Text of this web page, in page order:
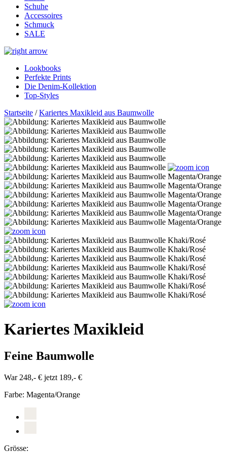
Schuhe
Accessoires
Schmuck
SALE
Lookbooks
Perfekte Prints
Die Denim-Kollektion
Top-Styles
Startseite /Kariertes Maxikleid aus Baumwolle
Kariertes Maxikleid
Feine Baumwolle
War 248,- € jetzt 189,- €
Farbe: Magenta/Orange
Grösse: